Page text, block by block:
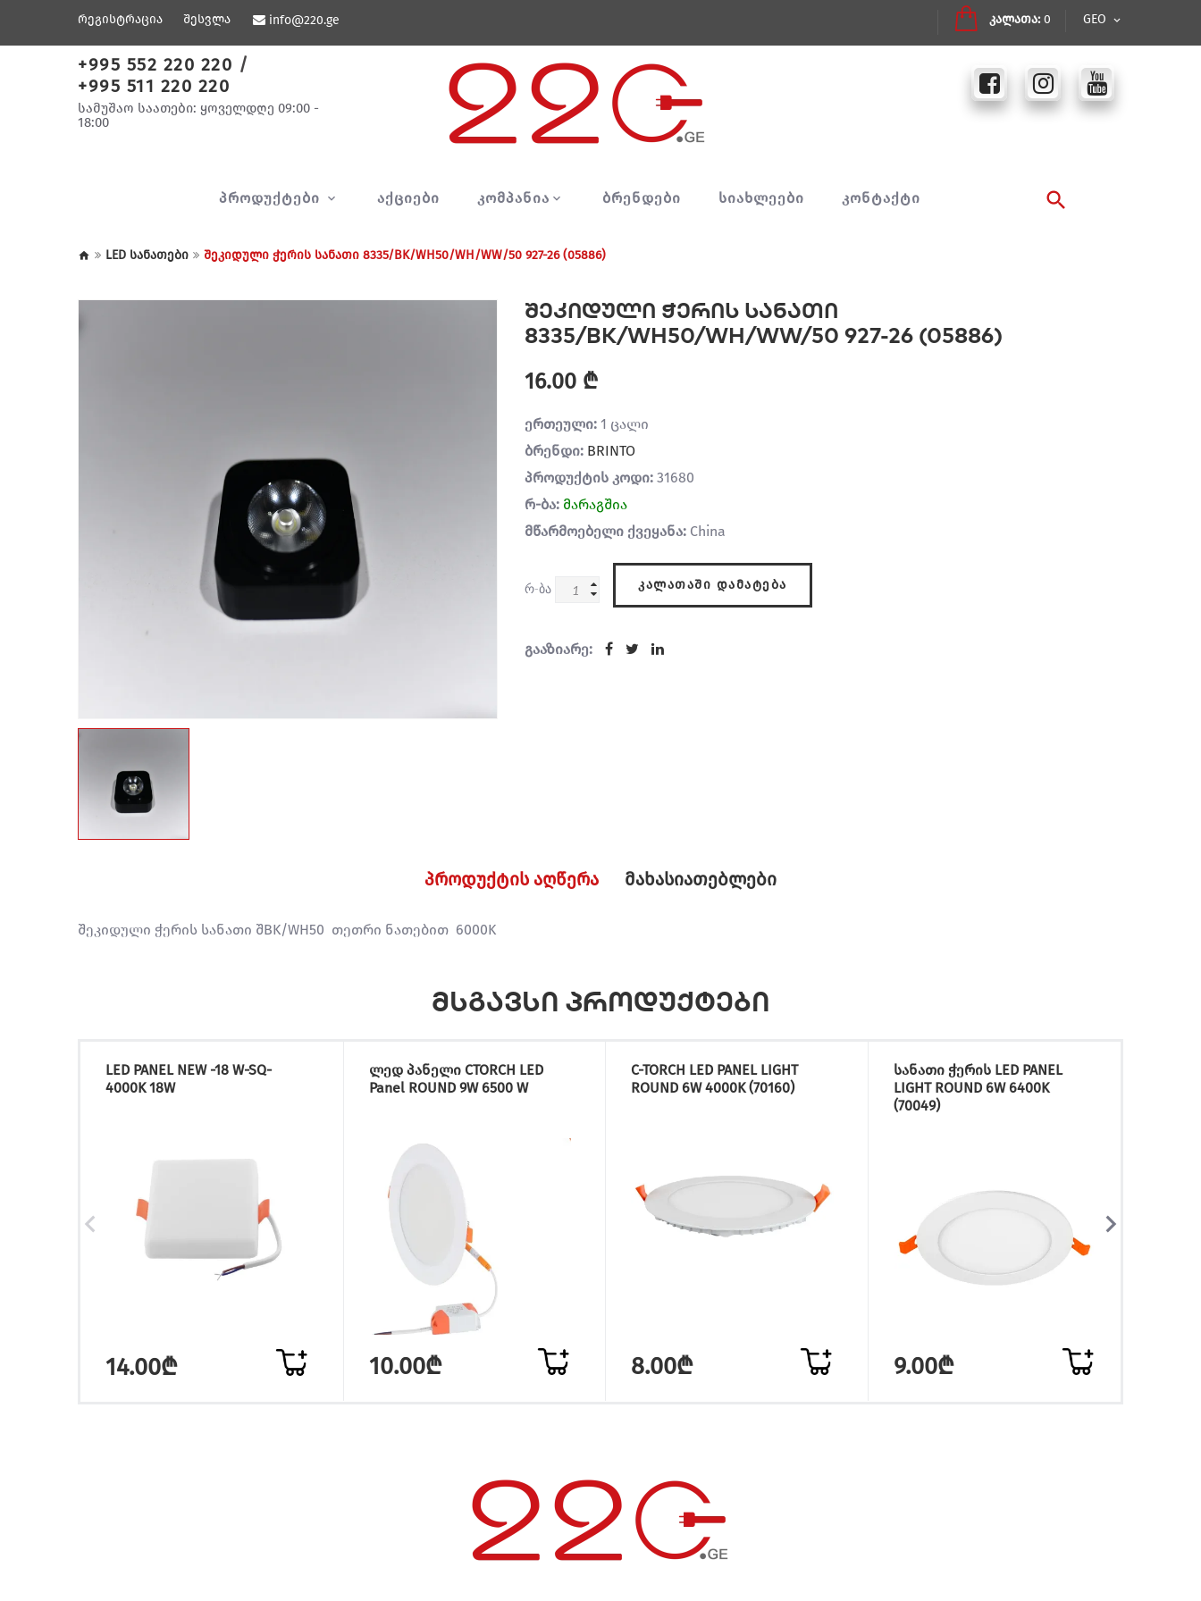
რეგისტრაცია შესვლა GEO
კალათა: 0
info@220.ge
+995 552 220 220 /
+995 511 220 220
სამუშაო საათები: ყოველდღე 09:00 -
18:00
ᲞᲠᲝᲓᲣᲥᲢᲔᲑᲘ ᲐᲥᲪᲘᲔᲑᲘ ᲙᲝᲛᲞᲐᲜᲘᲐ ᲑᲠᲔᲜᲓᲔᲑᲘ ᲡᲘᲐᲮᲚᲔᲔᲑᲘ ᲙᲝᲜᲢᲐᲥᲢᲘ
LED სანათები შეკიდული ჭერის სანათი 8335/BK/WH50/WH/WW/50 927-26 (05886)
შეკიდული ჭერის სანათი
8335/BK/WH50/WH/WW/50 927-26 (05886)
16.00 ₾
ერთეული: 1 ცალი
ბრენდი: BRINTO
პროდუქტის კოდი: 31680
რ-ბა: მარაგშია
მწარმოებელი ქვეყანა: China
რ-ბა ᲙᲐᲚᲐᲗᲐᲨᲘ ᲓᲐᲛᲐᲢᲔᲑᲐ
გააზიარე:
პროდუქტის აღწერა მახასიათებლები
შეკიდული ჭერის სანათი შBK/WH50 თეთრი ნათებით 6000K
მსგავსი პროდუქტები
LED PANEL NEW -18 W-SQ-
4000K 18W
14.00₾
ლედ პანელი CTORCH LED
Panel ROUND 9W 6500 W
10.00₾
C-TORCH LED PANEL LIGHT
ROUND 6W 4000K (70160)
8.00₾
სანათი ჭერის LED PANEL
LIGHT ROUND 6W 6400K
(70049)
9.00₾